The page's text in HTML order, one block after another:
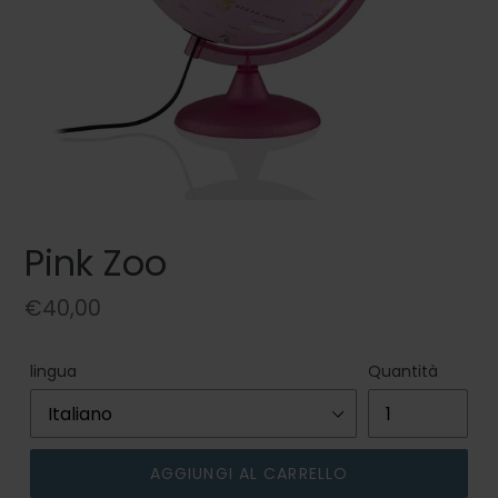
Pink Zoo
Prezzo
listino
€40,00
lingua Quantità
AGGIUNGI AL CARRELLO